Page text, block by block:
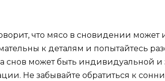
что мясо в сновидении может
к деталям и попытайтесь
снов может быть индивидуальной и
Не забывайте обратиться к